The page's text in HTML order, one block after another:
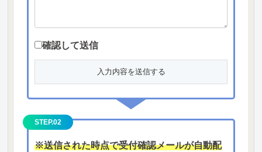
確認して送信
STEP.02
※送信された時点で受付確認メールが自動配